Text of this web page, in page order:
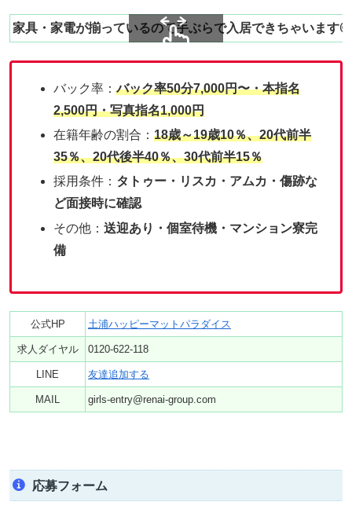
家具・家電が揃っているので手ぶらで入居できちゃいます◎
バック率：バック率50分7,000円〜・本指名
2,500円・写真指名1,000円
在籍年齢の割合：18歳～19歳10％、20代前半
35％、20代後半40％、30代前半15％
採用条件： タトゥー・ リスカ・アムカ・傷跡な
ど面接時に確認
その他：送迎あり・個室待機・マンション寮完
備
公式HP 土浦ハッピーマットパラダイス
求人ダイヤル 0120-622-118
LINE 友達追加する
MAIL girls-entry@renai-group.com
応募フォーム